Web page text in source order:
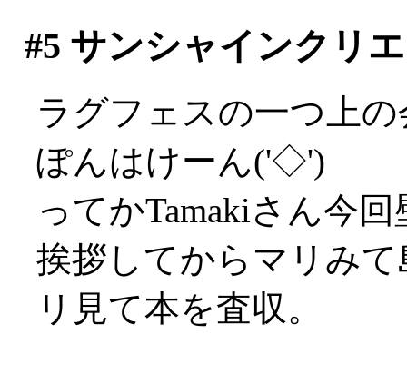
#5 サンシャインクリ
ラグフェスの一つ上
ぽんはけーん('◇')ゞ
ってかTamakiさん今
挨拶してからマリみ
リ見て本を査収。